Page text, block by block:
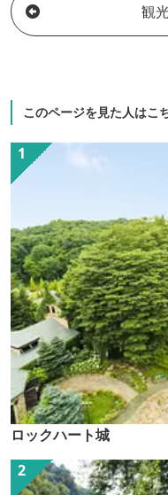
観
このページを見た人はこ
ロックハート城